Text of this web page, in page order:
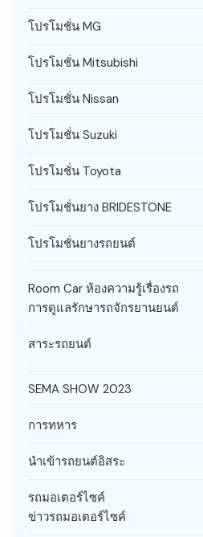
โปรโมชั่น MG
โปรโมชั่น Mitsubishi
โปรโมชั่น Nissan
โปรโมชั่น Suzuki
โปรโมชั่น Toyota
โปรโมชั่นยาง BRIDESTONE
โปรโมชั่นยางรถยนต์
Room Car ห้องความรู้เรื่องรถ
การดูแลรักษารถจักรยานยนต์
สาระรถยนต์
SEMA SHOW 2023
การทหาร
นำเข้ารถยนต์อิสระ
รถมอเตอร์ไซค์
ข่าวรถมอเตอร์ไซค์